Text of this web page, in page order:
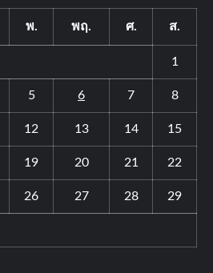
พ. พฤ. ศ. ส.
1
5 6 7 8
12 13 14 15
19 20 21 22
26 27 28 29